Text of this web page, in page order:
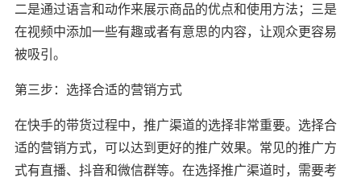
二是通过语言和动作来展示商品的优点和使用方法；三是
在视频中添加一些有趣或者有意思的内容，让观众更容易
被吸引。
第三步：选择合适的营销方式
在快手的带货过程中，推广渠道的选择非常重要。选择合
适的营销方式，可以达到更好的推广效果。常见的推广方
式有直播、抖音和微信群等。在选择推广渠道时，需要考